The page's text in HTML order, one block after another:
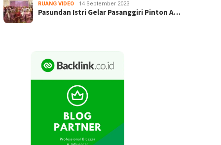
RUANG VIDEO 14 September 2023
Pasundan Istri Gelar Pasanggiri Pinton A…